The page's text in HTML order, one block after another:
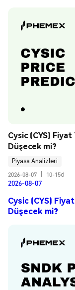
Cysic (CYS)
Düşecek mi?
Piyasa Analizleri
2026-08-07
10-15d
2026-08-07
Cysic (CYS)
Düşecek mi?